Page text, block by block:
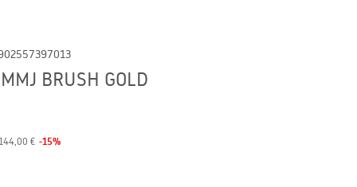
BRUSH GOLD
€ -15%